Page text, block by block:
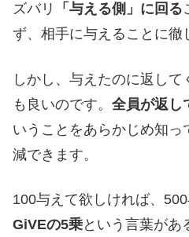
ズバリ 「与える側」に回る
ず、相手に与えることに徹
しかし、与えたのに返し
も良いのです。 全員が返し
いうことをあらかじめ知
減できます。
100与えて欲しければ、
GiVEの5乗という言葉があ